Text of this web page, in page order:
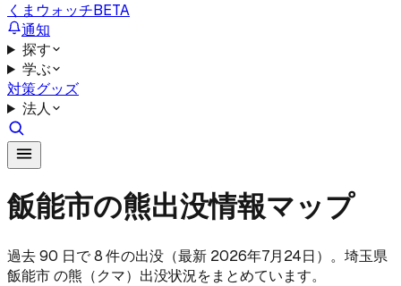
くまウォッチBETA
通知
探す
学ぶ
対策グッズ
法人
飯能市の熊出没情報マップ
過去 90 日で 8 件の出没（最新 2026年7月24日）。埼玉県
飯能市 の熊（クマ）出没状況をまとめています。